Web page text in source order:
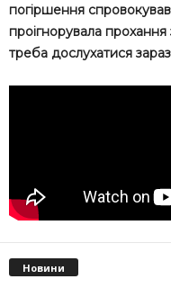
погіршення
проігнорувала
треба дослухатися
Новини